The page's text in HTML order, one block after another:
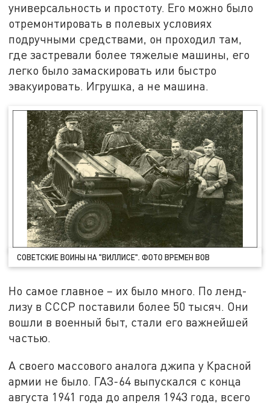
универсальность и простоту. Его можно было
отремонтировать в полевых условиях
подручными средствами, он проходил там,
где застревали более тяжелые машины, его
легко было замаскировать или быстро
эвакуировать. Игрушка, а не машина.
СОВЕТСКИЕ ВОИНЫ НА "ВИЛЛИСЕ". ФОТО ВРЕМЕН ВОВ
Но самое главное – их было много. По ленд-
лизу в СССР поставили более 50 тысяч. Они
вошли в военный быт, стали его важнейшей
частью.
А своего массового аналога джипа у Красной
армии не было. ГАЗ-64 выпускался с конца
августа 1941 года до апреля 1943 года, всего